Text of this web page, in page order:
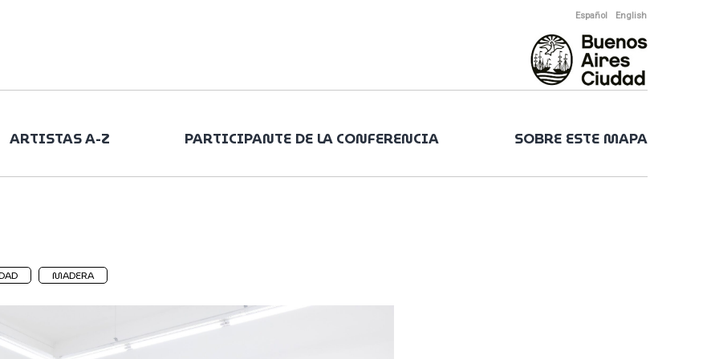
Español English
ARTISTAS A-Z PARTICIPANTE DE LA CONFERENCIA SOBRE ESTE MAPA
MADERA